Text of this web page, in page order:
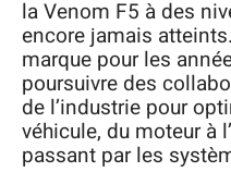
la Venom F5 à des
encore jamais
marque pour les
poursuivre des
de l’industrie pour
véhicule, du moteur à
passant par les